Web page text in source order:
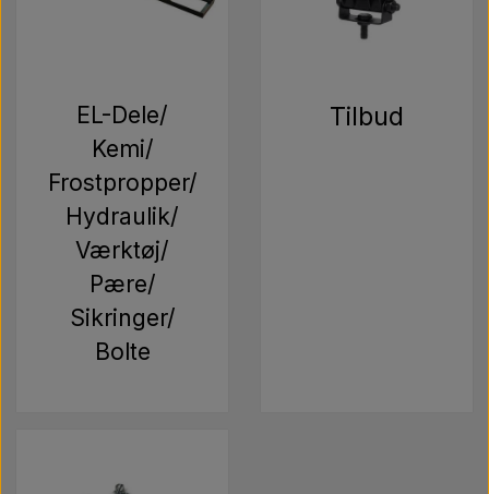
EL-Dele/
Kemi/
Frostpropper/
Hydraulik/
Værktøj/
Pære/
Sikringer/
Bolte
Tilbud